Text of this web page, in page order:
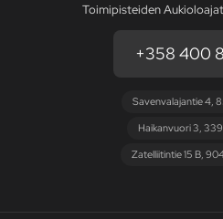
Toimipisteiden
+358 400
Savenvalajantie 4,
Haikanvuori 3,
Zatelliitintie 15 B,